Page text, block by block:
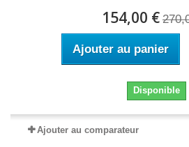
154,00 €
Ajouter au panier
Disponible
Ajouter au comparateur